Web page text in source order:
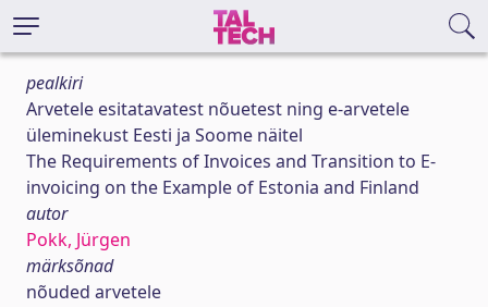
pealkiri
Arvetele esitatavatest nõuetest ning e-arvetele
üleminekust Eesti ja Soome näitel
The Requirements of Invoices and Transition to E-
invoicing on the Example of Estonia and Finland
autor
Pokk, Jürgen
märksõnad
nõuded arvetele